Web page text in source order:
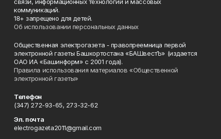
коммуникаций.
18+ запрещено для детей.
Об использовании персональных данных
Общественная электрогазета - правопреемница первой
электронной газеты Башкортостана «БАШвестЪ» (издается
ОАО ИА «Башинформ» с 2001 года).
Правила использования материалов «Общественной
электронной газеты»
Телефон
(347) 272-93-65, 273-32-62
Эл. почта
electrogazeta2011@gmail.com